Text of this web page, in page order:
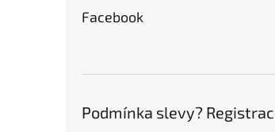
Facebook
Podmínka slevy?